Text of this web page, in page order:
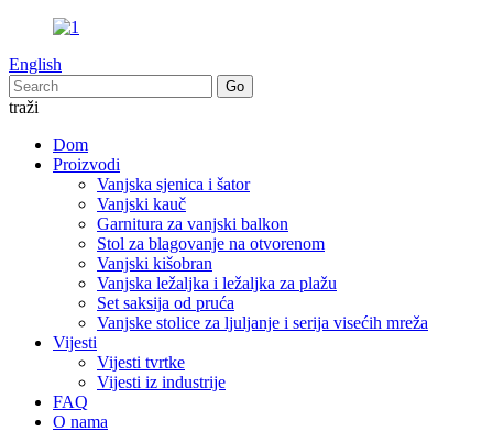
English
traži
Dom
Proizvodi
Vanjska sjenica i šator
Vanjski kauč
Garnitura za vanjski balkon
Stol za blagovanje na otvorenom
Vanjski kišobran
Vanjska ležaljka i ležaljka za plažu
Set saksija od pruća
Vanjske stolice za ljuljanje i serija visećih mreža
Vijesti
Vijesti tvrtke
Vijesti iz industrije
FAQ
O nama